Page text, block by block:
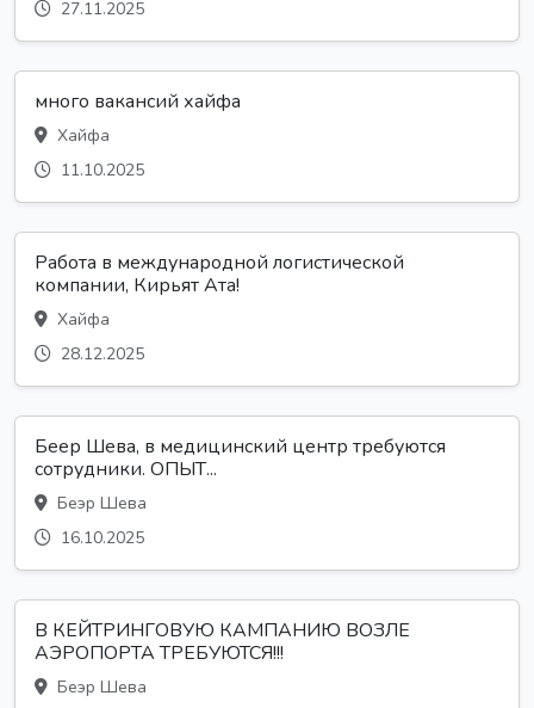
27.11.2025
много вакансий хайфа
Хайфа
11.10.2025
Работа в международной логистической
компании, Кирьят Ата!
Хайфа
28.12.2025
Беер Шева, в медицинский центр требуются
сотрудники. ОПЫТ...
Беэр Шева
16.10.2025
В КЕЙТРИНГОВУЮ КАМПАНИЮ ВОЗЛЕ
АЭРОПОРТА ТРЕБУЮТСЯ!!!
Беэр Шева